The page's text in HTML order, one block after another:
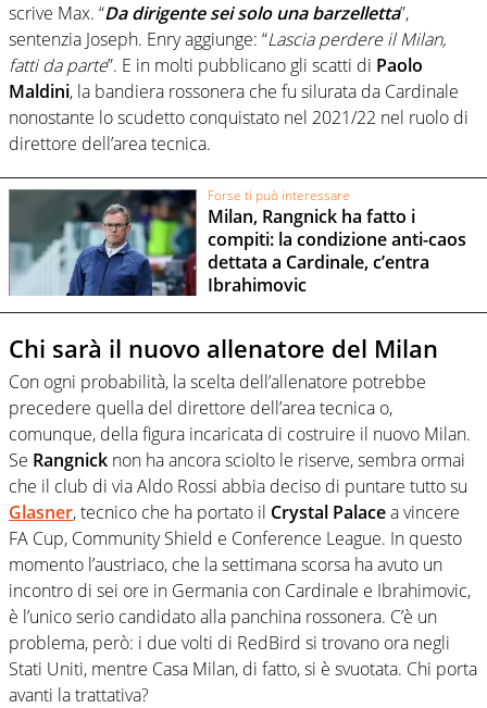
scrive Max. “Da dirigente sei solo una barzelletta”,
sentenzia Joseph. Enry aggiunge: “Lascia perdere il Milan,
fatti da parte”. E in molti pubblicano gli scatti di Paolo
Maldini, la bandiera rossonera che fu silurata da Cardinale
nonostante lo scudetto conquistato nel 2021/22 nel ruolo di
direttore dell’area tecnica.
Forse ti può interessare
Milan, Rangnick ha fatto i
compiti: la condizione anti-caos
dettata a Cardinale, c’entra
Ibrahimovic
Chi sarà il nuovo allenatore del Milan
Con ogni probabilità, la scelta dell’allenatore potrebbe
precedere quella del direttore dell’area tecnica o,
comunque, della figura incaricata di costruire il nuovo Milan.
Se Rangnick non ha ancora sciolto le riserve, sembra ormai
che il club di via Aldo Rossi abbia deciso di puntare tutto su
Glasner, tecnico che ha portato il Crystal Palacea vincere
FA Cup, Community Shield e Conference League. In questo
momento l’austriaco, che la settimana scorsa ha avuto un
incontro di sei ore in Germania con Cardinale e Ibrahimovic,
è l’unico serio candidato alla panchina rossonera. C’è un
problema, però: i due volti di RedBird si trovano ora negli
Stati Uniti, mentre Casa Milan, di fatto, si è svuotata. Chi porta
avanti la trattativa?